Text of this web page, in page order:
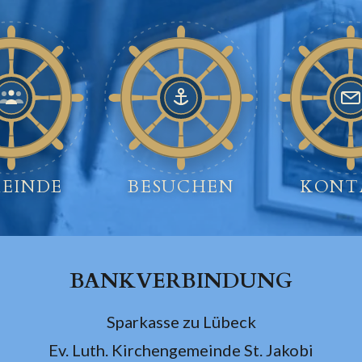
BESUCHEN
BANKVERBINDUNG
Sparkasse zu Lübeck
Ev. Luth. Kirchengemeinde St. Jakobi